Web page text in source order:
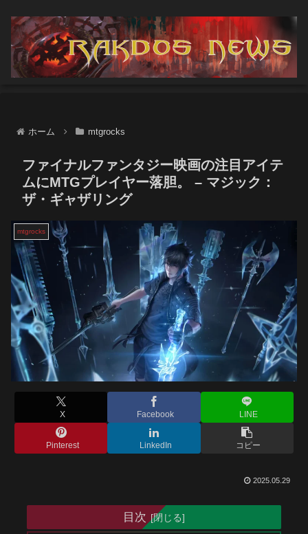
ホーム mtgrocks
ファイナルファンタジー映画の注目アイテ
ムにMTGプレイヤー落胆。 – マジック：
ザ・ギャザリング
mtgrocks
X Facebook LINE
Pinterest LinkedIn コピー
2025.05.29
目次